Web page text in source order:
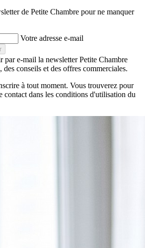
de Petite Chambre pour ne manquer
Votre adresse e-mail
par e-mail la newsletter Petite Chambre
des conseils et des offres commerciales.
à tout moment. Vous trouverez pour
contact dans les conditions d'utilisation du